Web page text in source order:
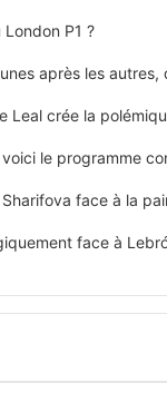
P1 ?
après les autres,
Leal crée la
le programme
face à la
face à